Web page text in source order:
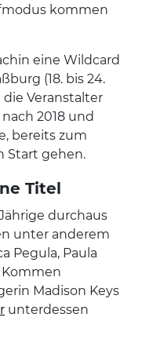
kommen
eine Wildcard
(18. bis 24.
Veranstalter
2018 und
bereits zum
Start gehen.
Titel
durchaus
unter anderem
Pegula, Paula
Kommen
Madison Keys
unterdessen